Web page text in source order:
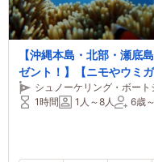
【沖縄本島・北部・瀬底
ゼント！】【ニモやウミ
店自慢！！不動の1番メニ
リングツアー♪
シュノーケリング・ボー
1時間
1人～8人 6歳